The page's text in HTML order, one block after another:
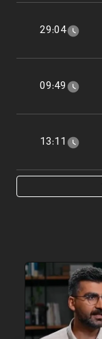
29:04
09:49
13:11